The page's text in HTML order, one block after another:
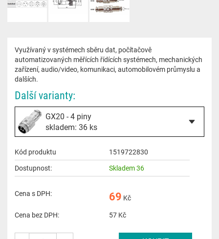
Využívaný v systémech sběru dat, počítačově
automatizovaných měřících řídících systémech, mechanických
zařízení, audio/video, komunikaci, automobilovém průmyslu a
dalších.
Další varianty:
GX20 - 4 piny
skladem: 36 ks
Kód produktu
1519722830
Dostupnost:
Skladem 36
Cena s DPH: 69 Kč
Cena bez DPH:
57 Kč